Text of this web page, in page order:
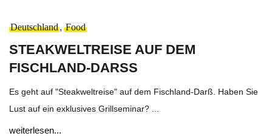
Deutschland, Food
STEAKWELTREISE AUF DEM
FISCHLAND-DARSS
Es geht auf "Steakweltreise" auf dem Fischland-Darß. Haben Sie
Lust auf ein exklusives Grillseminar? ...
weiterlesen...